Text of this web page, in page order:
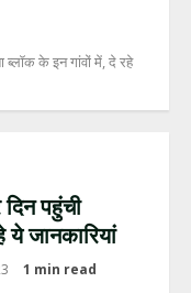
ब्लॉक के इन गांवों में, दे रहे
पहुंची
जानकारियां
1 min read